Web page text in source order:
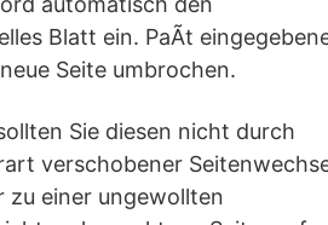
Blatt ein. PaÃt
Seite umbrochen.
Sie diesen nicht durch
verschobener
zu einer ungewollten